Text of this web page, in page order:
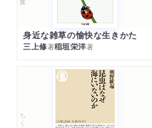
身近な雑草の愉快な生きかた
三上修著稲垣栄洋著
ちくま新書